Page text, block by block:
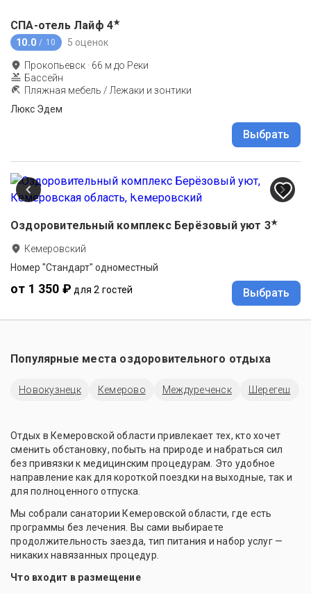
СПА-отель Лайф 4★
10.0 / 10 5 оценок
Прокопьевск · 66 м до Реки
Бассейн
Пляжная мебель / Лежаки и зонтики
Люкс Эдем
Выбрать
Оздоровительный комплекс Берёзовый уют 3★
Кемеровский
Номер "Стандарт" одноместный
от 1 350 ₽ для 2 гостей Выбрать
Популярные места оздоровительного отдыха
Новокузнецк Кемерово Междуреченск Шерегеш
Отдых в Кемеровской области привлекает тех, кто хочет
сменить обстановку, побыть на природе и набраться сил
без привязки к медицинским процедурам. Это удобное
направление как для короткой поездки на выходные, так и
для полноценного отпуска.
Мы собрали санатории Кемеровской области, где есть
программы без лечения. Вы сами выбираете
продолжительность заезда, тип питания и набор услуг —
никаких навязанных процедур.
Что входит в размещение